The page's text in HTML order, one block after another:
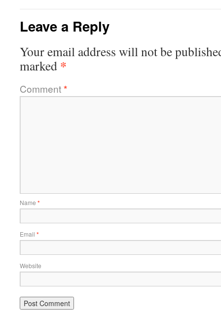
Leave a Reply
Your email address will not be
marked *
Comment*
Name *
Email *
Website